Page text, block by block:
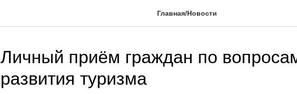
Главная/Новости
Личный приём граждан по
развития туризма